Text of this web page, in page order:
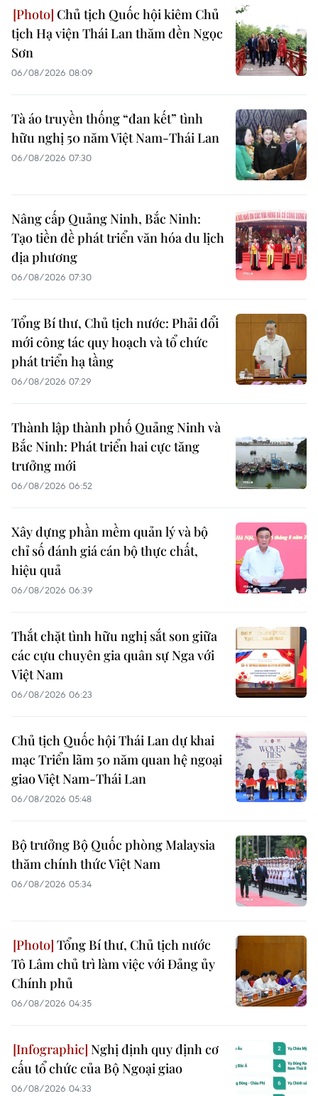
Chủ tịch Quốc hội kiêm Chủ
tịch Hạ viện Thái Lan thăm đền Ngọc
Sơn
06/08/2026 08:09
Tà áo truyền thống “đan kết” tình
hữu nghị 50 năm Việt Nam-Thái Lan
06/08/2026 07:30
Nâng cấp Quảng Ninh, Bắc Ninh:
Tạo tiền đề phát triển văn hóa du lịch
địa phương
06/08/2026 07:30
Tổng Bí thư, Chủ tịch nước: Phải đổi
mới công tác quy hoạch và tổ chức
phát triển hạ tầng
06/08/2026 07:29
Thành lập thành phố Quảng Ninh và
Bắc Ninh: Phát triển hai cực tăng
trưởng mới
06/08/2026 06:52
Xây dựng phần mềm quản lý và bộ
chỉ số đánh giá cán bộ thực chất,
hiệu quả
06/08/2026 06:39
Thắt chặt tình hữu nghị sắt son giữa
các cựu chuyên gia quân sự Nga với
Việt Nam
06/08/2026 06:23
Chủ tịch Quốc hội Thái Lan dự khai
mạc Triển lãm 50 năm quan hệ ngoại
giao Việt Nam-Thái Lan
06/08/2026 05:48
Bộ trưởng Bộ Quốc phòng Malaysia
thăm chính thức Việt Nam
06/08/2026 05:34
Tổng Bí thư, Chủ tịch nước
Tô Lâm chủ trì làm việc với Đảng ủy
Chính phủ
06/08/2026 04:35
Nghị định quy định cơ
cấu tổ chức của Bộ Ngoại giao
06/08/2026 04:33